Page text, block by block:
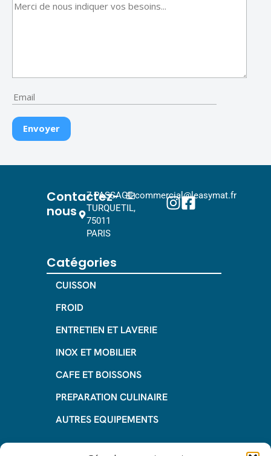
Contactez-
nous
7 PASSAGE
TURQUETIL,
75011
PARIS
commercial@leasymat.fr
Catégories
CUISSON
FROID
ENTRETIEN ET LAVERIE
INOX ET MOBILIER
CAFE ET BOISSONS
PREPARATION CULINAIRE
AUTRES EQUIPEMENTS